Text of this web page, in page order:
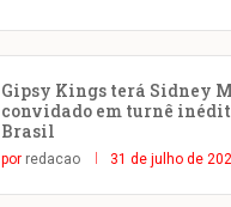
Gipsy Kings terá Sidney
convidado em turnê
Brasil
por redacao 31 de julho de